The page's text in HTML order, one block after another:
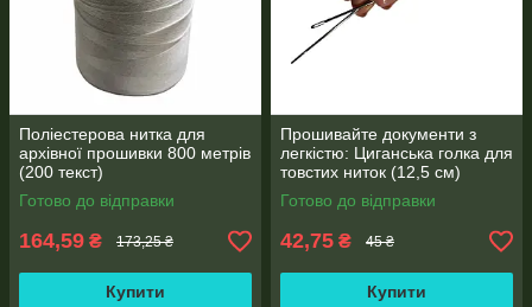
Поліестерова нитка для
архівної прошивки 800 метрів
(200 текст)
Готово до відправки
164,59 ₴ 173,25 ₴
Купити
Прошивайте документи з
легкістю: Циганська голка для
товстих ниток (12,5 см)
Готово до відправки
42,75 ₴ 45 ₴
Купити